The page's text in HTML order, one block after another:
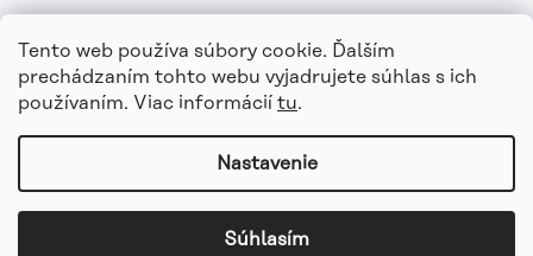
Tento web používa súbory cookie. Ďalším
prechádzaním tohto webu vyjadrujete súhlas s ich
používaním. Viac informácií tu.
Nastavenie
Súhlasím
Vytvoril Shoptet|
azvaro.sk. Všetky práva vyhradené.